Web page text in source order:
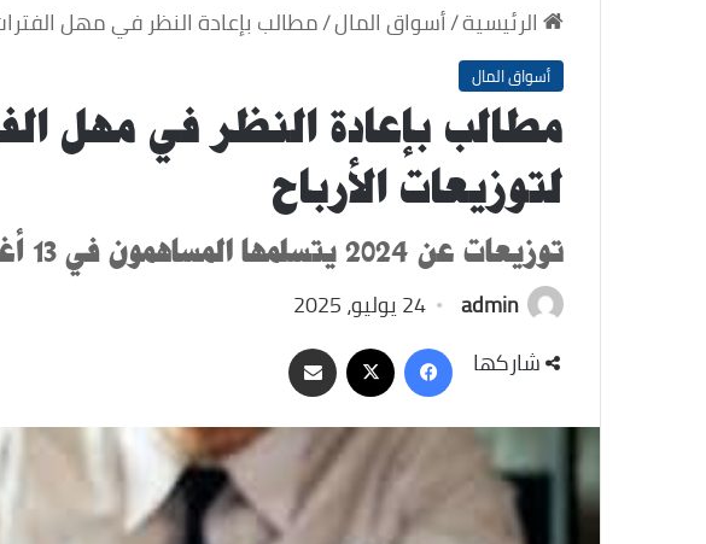
الرئيسية/أسواق المال/مطالب بإعادة النظر في مهل الفترات
أسواق المال
مطالب بإعادة النظر في مهل
لتوزيعات الأرباح
توزيعات عن 2024 يتسلمها المساهمون في 13 أغسطس 2025.
admin 24 يوليو، 2025
شاركها
فيسبوك
‫X مشاركة
عبر
البريد